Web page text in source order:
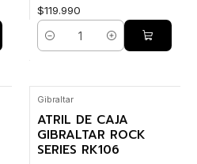
$119.990
Cantidad
Gibraltar
ATRIL DE CAJA
GIBRALTAR ROCK
SERIES RK106